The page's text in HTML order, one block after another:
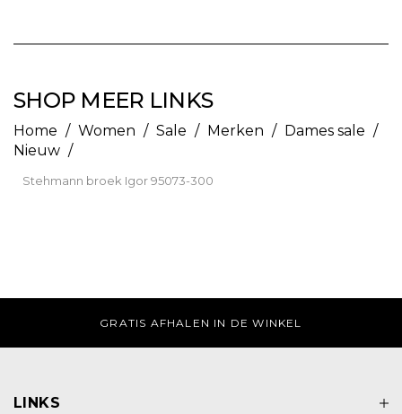
SHOP MEER LINKS
Home / Women / Sale / Merken / Dames sale /
Nieuw /
Stehmann broek Igor 95073-300
GRATIS AFHALEN IN DE WINKEL
LINKS